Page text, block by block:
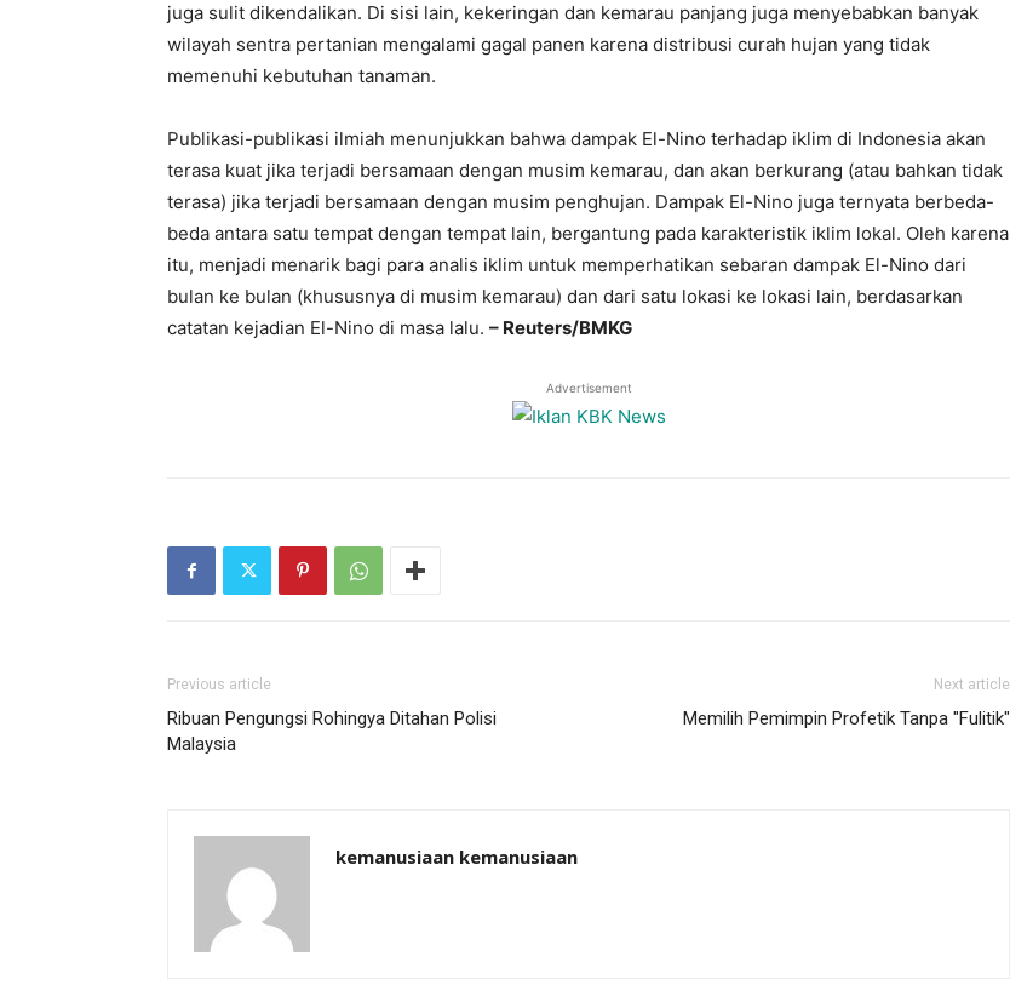
juga sulit dikendalikan. Di sisi lain, kekeringan dan kemarau panjang juga menyebabkan banyak
wilayah sentra pertanian mengalami gagal panen karena distribusi curah hujan yang tidak
memenuhi kebutuhan tanaman.
Publikasi-publikasi ilmiah menunjukkan bahwa dampak El-Nino terhadap iklim di Indonesia akan
terasa kuat jika terjadi bersamaan dengan musim kemarau, dan akan berkurang (atau bahkan tidak
terasa) jika terjadi bersamaan dengan musim penghujan. Dampak El-Nino juga ternyata berbeda-
beda antara satu tempat dengan tempat lain, bergantung pada karakteristik iklim lokal. Oleh karena
itu, menjadi menarik bagi para analis iklim untuk memperhatikan sebaran dampak El-Nino dari
bulan ke bulan (khususnya di musim kemarau) dan dari satu lokasi ke lokasi lain, berdasarkan
catatan kejadian El-Nino di masa lalu. – Reuters/BMKG
Advertisement
Previous article
Ribuan Pengungsi Rohingya Ditahan Polisi
Malaysia
Next article
Memilih Pemimpin Profetik Tanpa "Fulitik"
kemanusiaan kemanusiaan